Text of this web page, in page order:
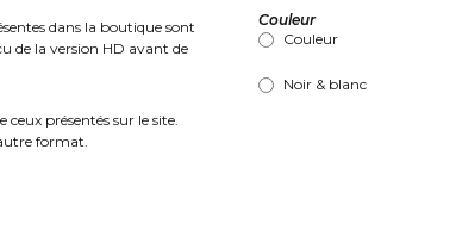
dans la boutique sont
de la version HD avant de
ceux présentés sur le site.
format.
Couleur
Couleur
Noir & blanc